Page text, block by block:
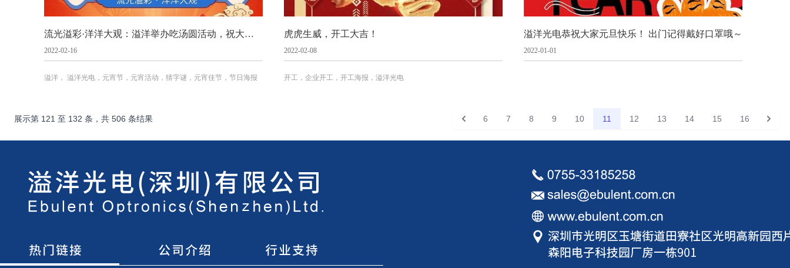
流光溢彩·洋洋大观：​溢洋举办吃汤圆活动，祝大家元宵节快乐！
2022-02-16
溢洋， 溢洋光电，元宵节，元宵活动，猜字谜，元宵佳节，节日海报
虎虎生威，开工大吉！
2022-02-08
开工，企业开工，开工海报，溢洋光电
溢洋光电恭祝大家元旦快乐！ 出门记得戴好口罩哦～
2022-01-01
展示第 121 至 132 条，共 506 条结果
上一页
6 7 8 9 10 11 12 13 14 15 16
下一页